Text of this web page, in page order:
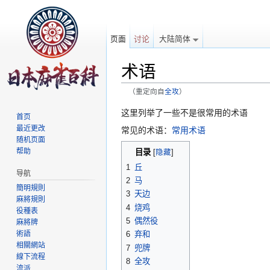
术语
（重定向自全攻）
这里列举了一些不是很常用的术语
常见的术语： 常用术语
目录 [隐藏]
1
丘
2 马
3 天边
4 烧鸡
5 偶然役
6 弃和
7 兜牌
8 全攻
页面 讨论 大陆简体
首页
最近更改
随机页面
帮助
导航
簡明規則
麻將規則
役種表
麻將牌
術語
相關網站
線下流程
流派